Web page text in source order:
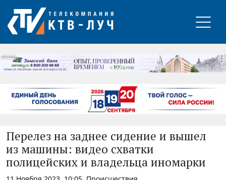
РЕКЛАМА
Перелез на заднее сидение и вышел
из машины: видео схватки
полицейских и владельца иномарки